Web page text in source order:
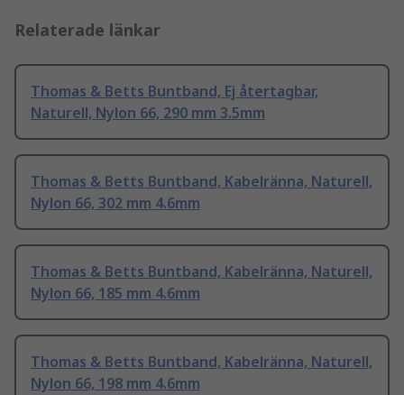
Relaterade länkar
Thomas & Betts Buntband, Ej återtagbar,
Naturell, Nylon 66, 290 mm 3.5mm
Thomas & Betts Buntband, Kabelränna, Naturell,
Nylon 66, 302 mm 4.6mm
Thomas & Betts Buntband, Kabelränna, Naturell,
Nylon 66, 185 mm 4.6mm
Thomas & Betts Buntband, Kabelränna, Naturell,
Nylon 66, 198 mm 4.6mm